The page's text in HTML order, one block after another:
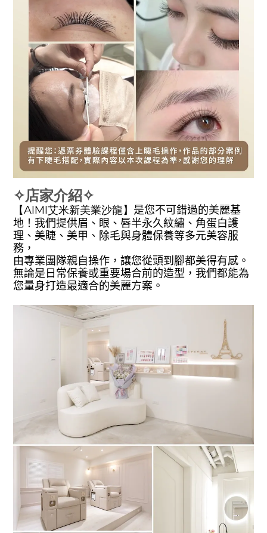
✧店家介紹✧
【AIMI艾米新美業沙龍】 是您不可錯過的美麗基
地！我們提供眉、眼、唇半永久紋繡、角蛋白護
理、美睫、美甲、除毛與身體保養等多元美容服
務，
由專業團隊親自操作，讓您從頭到腳都美得有感。
無論是日常保養或重要場合前的造型，我們都能為
您量身打造最適合的美麗方案。